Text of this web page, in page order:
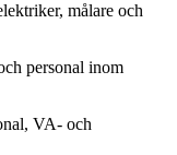
målare och
personal inom
VA- och